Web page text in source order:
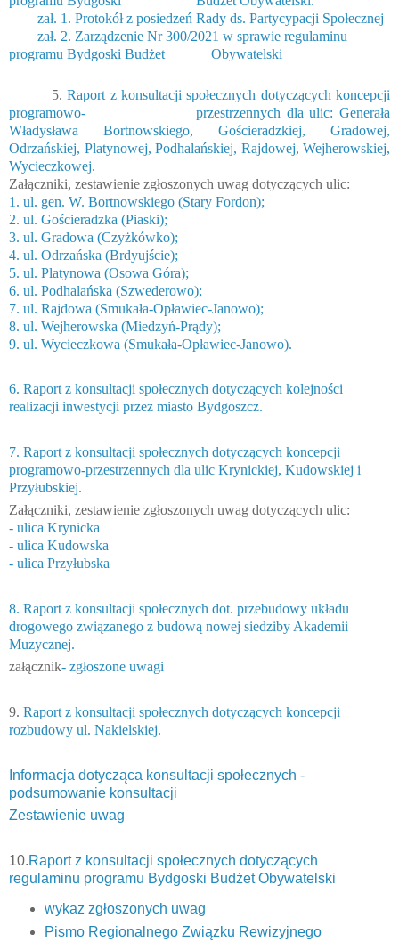
zał. 1. Protokół z posiedzeń Rady ds. Partycypacji Społecznej
zał. 2. Zarządzenie Nr 300/2021 w sprawie regulaminu
programu Bydgoski Budżet
Obywatelski
5.Raport z konsultacji społecznych dotyczących koncepcji
programowo-
przestrzennych dla ulic: Generała
Władysława Bortnowskiego, Gościeradzkiej, Gradowej,
Odrzańskiej, Platynowej, Podhalańskiej, Rajdowej, Wejherowskiej,
Wycieczkowej.
Załączniki, zestawienie zgłoszonych uwag dotyczących ulic:
1. ul. gen. W. Bortnowskiego (Stary Fordon);
2. ul. Gościeradzka (Piaski);
3. ul. Gradowa (Czyżkówko);
4. ul. Odrzańska (Brdyujście);
5. ul. Platynowa (Osowa Góra);
6. ul. Podhalańska (Szwederowo);
7. ul. Rajdowa (Smukała-Opławiec-Janowo);
8. ul. Wejherowska (Miedzyń-Prądy);
9. ul. Wycieczkowa (Smukała-Opławiec-Janowo).
6. Raport z konsultacji społecznych dotyczących kolejności
realizacji inwestycji przez miasto Bydgoszcz.
7. Raport z konsultacji społecznych dotyczących koncepcji
programowo-przestrzennych dla ulic Krynickiej, Kudowskiej i
Przyłubskiej.
Załączniki, zestawienie zgłoszonych uwag dotyczących ulic:
- ulica Krynicka
- ulica Kudowska
- ulica Przyłubska
8. Raport z konsultacji społecznych dot. przebudowy układu
drogowego związanego z budową nowej siedziby Akademii
Muzycznej.
załącznik- zgłoszone uwagi
9. Raport z konsultacji społecznych dotyczących koncepcji
rozbudowy ul. Nakielskiej.
Informacja dotycząca konsultacji społecznych -
podsumowanie konsultacji
Zestawienie uwag
10.Raport z konsultacji społecznych dotyczących
regulaminu programu Bydgoski Budżet Obywatelski
wykaz zgłoszonych uwag
Pismo Regionalnego Związku Rewizyjnego